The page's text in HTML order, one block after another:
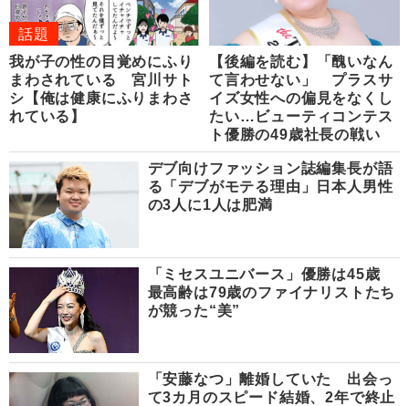
話題
我が子の性の目覚めにふり
まわされている 宮川サト
シ【俺は健康にふりまわさ
れている】
【後編を読む】「醜いなん
て言わせない」 プラスサ
イズ女性への偏見をなくし
たい…ビューティコンテス
ト優勝の49歳社長の戦い
デブ向けファッション誌編集長が語
る「デブがモテる理由」日本人男性
の3人に1人は肥満
「ミセスユニバース」優勝は45歳
最高齢は79歳のファイナリストたち
が競った“美”
「安藤なつ」離婚していた 出会っ
て3カ月のスピード結婚、2年で終止